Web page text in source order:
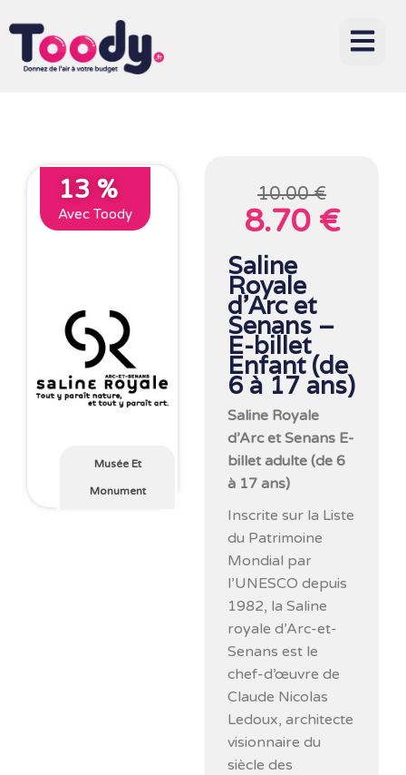
13 %
Avec Toody
Musée Et
Monument
10.00 €
8.70 €
Saline
Royale
d’Arc et
Senans –
E-billet
Enfant (de
6 à 17 ans)
Saline Royale
d’Arc et Senans E-
billet adulte (de 6
à 17 ans)
Inscrite sur la Liste
du Patrimoine
Mondial par
l’UNESCO depuis
1982, la Saline
royale d’Arc-et-
Senans est le
chef-d’œuvre de
Claude Nicolas
Ledoux, architecte
visionnaire du
siècle des